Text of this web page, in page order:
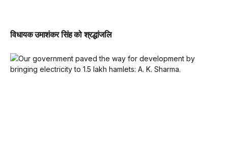
विधायक उमाशंकर सिंह को श्रद्धांजलि